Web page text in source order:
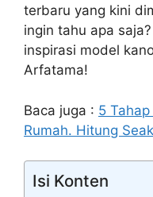
terbaru yang kini
ingin tahu apa
inspirasi model
Arfatama!
Baca juga : 5
Rumah. Hitung
Isi Konten